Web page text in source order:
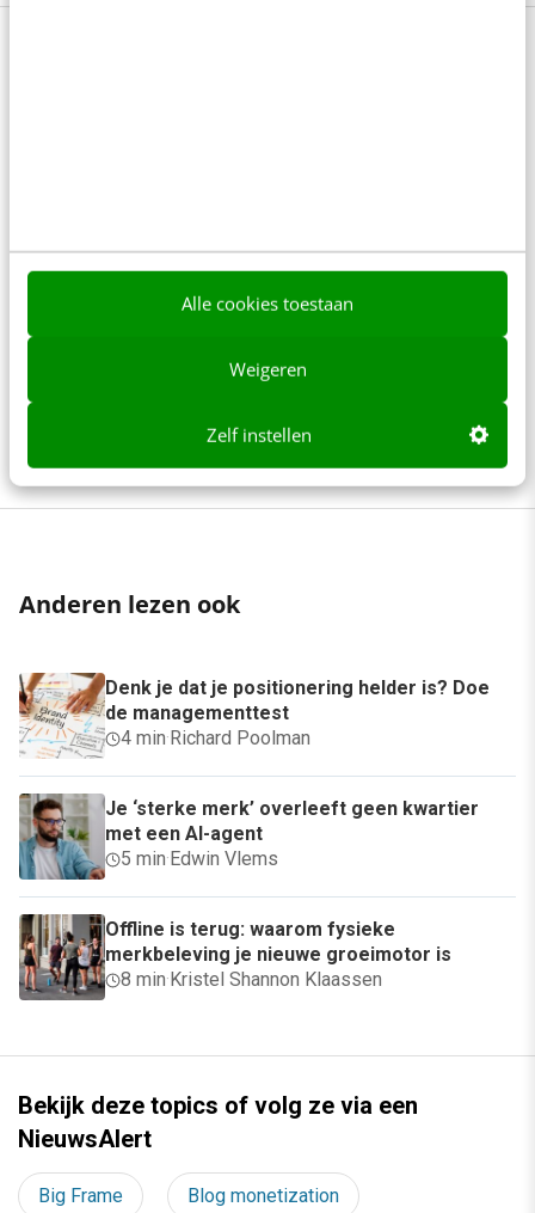
Alle cookies toestaan
Weigeren
Zelf instellen
en verrast. Hoe staat het met jouw boodschap? Kan
in de training Contentcreatie hoe op een effectieve
en creatieve manier het verhaal van je organisatie te
vertellen en gaat samen met jou aan de slag met de
7 gouden regels van rake verhalen.
Meer weten?
Anderen lezen ook
Denk je dat je positionering helder is? Doe
de managementtest
4 min· Richard Poolman
Je ‘sterke merk’ overleeft geen kwartier
met een AI-agent
5 min· Edwin Vlems
Offline is terug: waarom fysieke
merkbeleving je nieuwe groeimotor is
8 min· Kristel Shannon Klaassen
Bekijk deze topics of volg ze via een
NieuwsAlert
Big Frame Blog monetization